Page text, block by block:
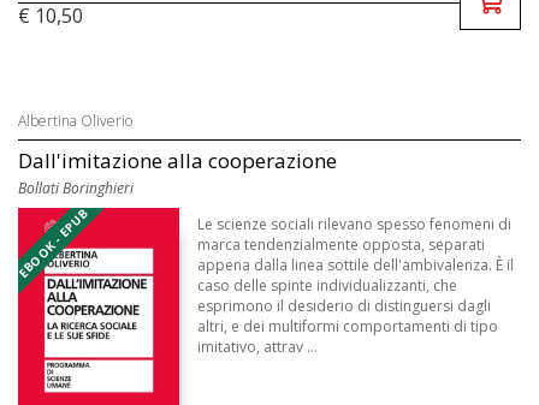
€ 10,50
Albertina Oliverio
Dall'imitazione alla cooperazione
Bollati Boringhieri
EBOOK - EPUB
Le scienze sociali rilevano spesso fenomeni di
marca tendenzialmente opposta, separati
appena dalla linea sottile dell'ambivalenza. È il
caso delle spinte individualizzanti, che
esprimono il desiderio di distinguersi dagli
altri, e dei multiformi comportamenti di tipo
imitativo, attrav ...